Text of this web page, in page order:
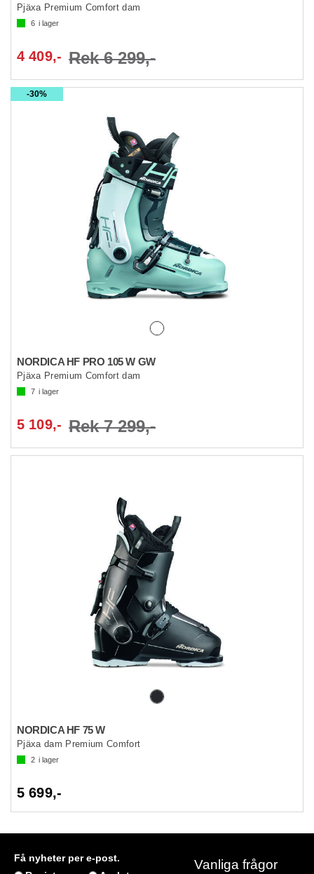
Pjäxa Premium Comfort dam
6 i lager
4 409,- Rek 6 299,-
30%
NORDICA HF PRO 105 W GW
Pjäxa Premium Comfort dam
7 i lager
5 109,- Rek 7 299,-
NORDICA HF 75 W
Pjäxa dam Premium Comfort
2 i lager
5 699,-
Få nyheter per e-post.
Vanliga frågor